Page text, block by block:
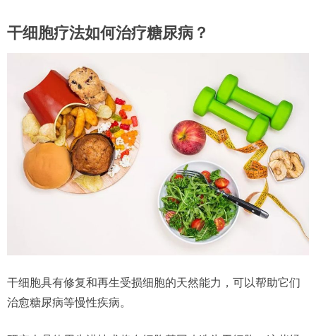
干细胞疗法如何治疗糖尿病？
干细胞具有修复和再生受损细胞的天然能力，可以帮助它们
治愈糖尿病等慢性疾病。